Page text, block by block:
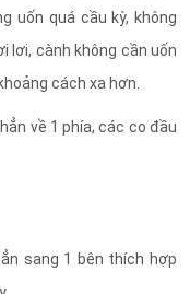
uốn quá cầu kỳ, không
lơi, cành không cần uốn
cách xa hơn.
về 1 phía, các co đầu
sang 1 bên thích hợp